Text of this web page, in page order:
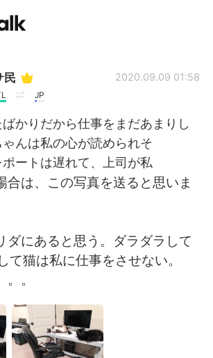
App
العربية
한국어
ไทย
民
JP
2020.09.09 01:58
かりだから仕事をまだあまりし
んは私の心が読められそ
ートは遅れて、上司が私
合は、この写真を送ると思いま
ダにあると思う。ダラダラして
て猫は私に仕事をさせない。
。